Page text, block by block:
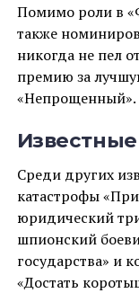
Помимо роли в
также
никогда не пел
премию за
«Непрощенный».
Среди других
катастрофы
юридический
шпионский
государства» и
«Достать